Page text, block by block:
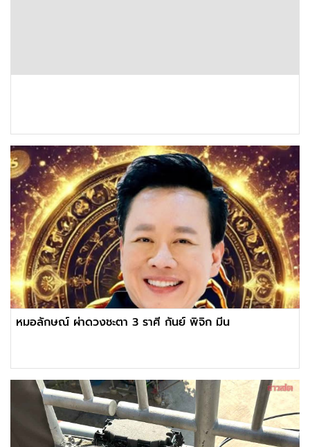
หมอลักษณ์ ผ่าดวงชะตา 3 ราศี กันย์ พิจิก มีน